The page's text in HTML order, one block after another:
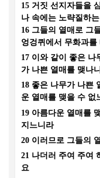
15 거짓 선지자들을
나 속에는 노략질하
16 그들의 열매로 그
엉겅퀴에서 무화과를
17 이와 같이 좋은 나
가 나쁜 열매를 맺나니
18 좋은 나무가 나쁜
운 열매를 맺을 수 없
19 아름다운 열매를
지느니라
20 이러므로 그들의
21 나더러 주여 주여
요